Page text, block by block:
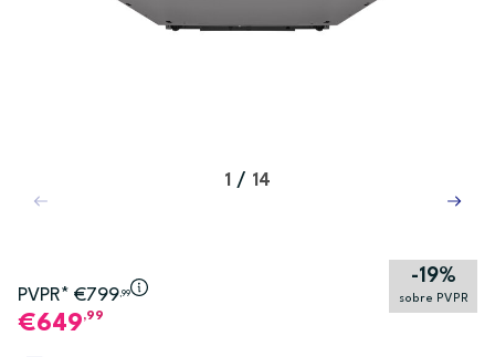
1 / 14
PVPR* €799,99
-19%
sobre PVPR
649,99